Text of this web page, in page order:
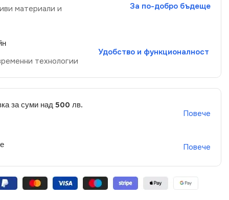
материали и За по-добро бъдеще
технологии
Удобство и функционалност
за суми над 500 лв.
Повече
Повече